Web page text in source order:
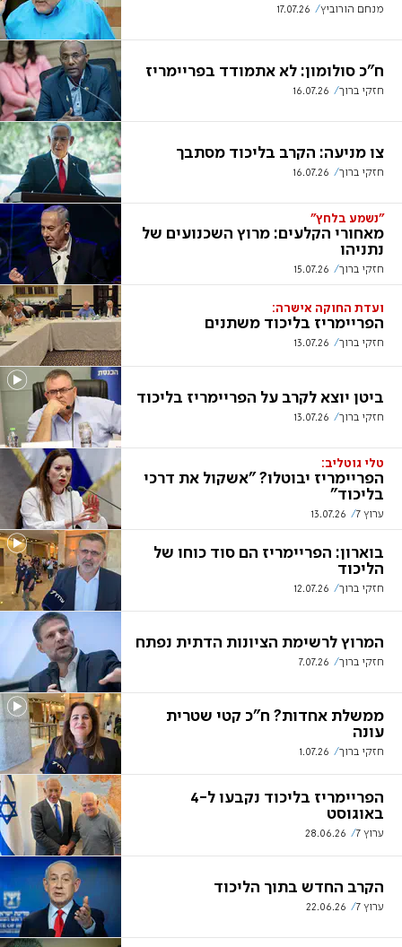
מנחם הורוביץ 17.07.26
ח"כ סולומון: לא אתמודד בפריימריז
חזקי ברוך 16.07.26
צו מניעה: הקרב בליכוד מסתבך
חזקי ברוך 16.07.26
"נשמע בלחץ"
מאחורי הקלעים: מרוץ השכנועים של
נתניהו
חזקי ברוך 15.07.26
ועדת החוקה אישרה:
הפריימריז בליכוד משתנים
חזקי ברוך 13.07.26
ביטן יוצא לקרב על הפריימריז בליכוד
חזקי ברוך 13.07.26
טלי גוטליב:
הפריימריז יבוטלו? "אשקול את דרכי
בליכוד"
ערוץ 7 13.07.26
בוארון: הפריימריז הם סוד כוחו של
הליכוד
חזקי ברוך 12.07.26
המרוץ לרשימת הציונות הדתית נפתח
חזקי ברוך 7.07.26
ממשלת אחדות? ח"כ קטי שטרית
עונה
חזקי ברוך 1.07.26
הפריימריז בליכוד נקבעו ל-4
באוגוסט
ערוץ 7 28.06.26
הקרב החדש בתוך הליכוד
ערוץ 7 22.06.26